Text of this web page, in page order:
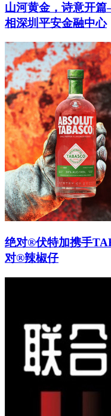
山河黄金，诗意开
相深圳平安金融中心
绝对®伏特加携手
对®辣椒仔